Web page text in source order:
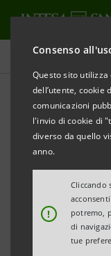
Consenso
Questo sito
dell’utente, cookie
comunicazioni
l'invio di cookie di
diverso da quello
anno.
!
Cliccando
potremo,
di
tue
Comunicati stampa
STAMPA
INTESA
ottemperanza
disponibili in data
nonché nel
eMarket